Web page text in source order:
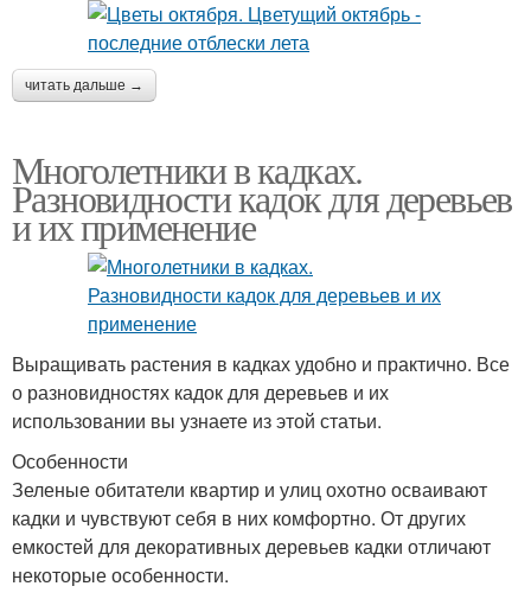
читать дальше →
Многолетники в кадках.
Разновидности кадок для деревьев
и их применение
Выращивать растения в кадках удобно и практично. Все
о разновидностях кадок для деревьев и их
использовании вы узнаете из этой статьи.
Особенности
Зеленые обитатели квартир и улиц охотно осваивают
кадки и чувствуют себя в них комфортно. От других
емкостей для декоративных деревьев кадки отличают
некоторые особенности.